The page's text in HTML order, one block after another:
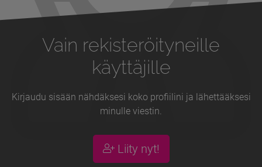
Vain rekisteröityneille
käyttäjille
Kirjaudu sisään nähdäksesi koko profiilini ja lähettääksesi
minulle viestin.
Liity nyt!